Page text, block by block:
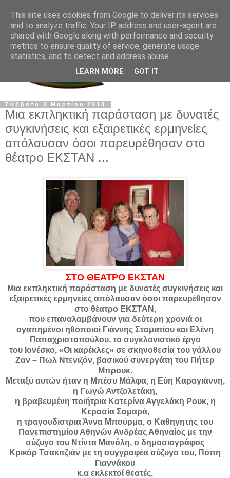
Σάββατο 3 Μαρτίου 2018
Μια εκπληκτική παράσταση με δυνατές
συγκινήσεις και εξαιρετικές ερμηνείες
απόλαυσαν όσοι παρευρέθησαν στο
θέατρο ΕΚΣΤΑΝ ...
ΣΤΟ ΘΕΑΤΡΟ ΕΚΣΤΑΝ
Μια εκπληκτική παράσταση με δυνατές συγκινήσεις και
εξαιρετικές ερμηνείες απόλαυσαν όσοι παρευρέθησαν
στο θέατρο ΕΚΣΤΑΝ,
που επαναλαμβάνουν για δεύτερη χρονιά οι
αγαπημένοι ηθοποιοί Γιάννης Σταματίου και Ελένη
Παπαχριστοπούλου, το συγκλονιστικό έργο
του Ιονέσκο, «Οι καρέκλες» σε σκηνοθεσία του γάλλου
Ζαν – Πωλ Ντενιζόν, βασικού συνεργάτη του Πήτερ
Μπρουκ.
Μεταξύ αυτών ήταν η Μπέσυ Μάλφα, η Εύη Καραγιάννη,
η Γωγώ Αντζολετάκη,
η βραβευμένη ποιήτρια Κατερίνα Αγγελάκη Ρουκ, η
Κερασία Σαμαρά,
η τραγουδίστρια Άννα Μπούρμα, ο Καθηγητής του
Πανεπιστημίου Αθηνών Ανδρέας Αθηναίος με την
σύζυγο του Ντίντα Μανόλη, ο δημοσιογράφος
Κρικόρ Τσακιτζιάν με τη συγγραφέα σύζυγο του, Πόπη
Γιαννάκου
κ.α εκλεκτοί θεατές.
This site uses cookies from Google to deliver its services
and to analyze traffic. Your IP address and user-agent are
shared with Google along with performance and security
metrics to ensure quality of service, generate usage
statistics, and to detect and address abuse.
LEARN MORE GOT IT